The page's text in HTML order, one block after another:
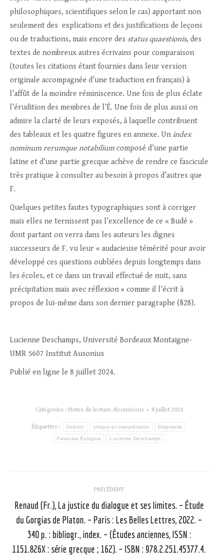
philosophiques, scientifiques selon le cas) apportant non
seulement des explications et des justifications de leçons
ou de traductions, mais encore des status quaestionis, des
textes de nombreux autres écrivains pour comparaison
(toutes les citations étant fournies dans leur version
originale accompagnée d’une traduction en français) à
l’affût de la moindre réminiscence. Une fois de plus éclate
l’érudition des membres de l’É. Une fois de plus aussi on
admire la clarté de leurs exposés, à laquelle contribuent
des tableaux et les quatre figures en annexe. Un index
nominum rerumque notabiliumcomposé d’une partie
latine et d’une partie grecque achève de rendre ce fascicule
très pratique à consulter au besoin à propos d’autres que
F.
Quelques petites fautes typographiques sont à corriger
mais elles ne ternissent pas l’excellence de ce « Budé »
dont partant on verra dans les auteurs les dignes
successeurs de F. vu leur « audacieuse témérité pour avoir
développé ces questions oubliées depuis longtemps dans
les écoles, et ce dans un travail effectué de nuit, sans
précipitation mais avec réflexion » comme il l’écrit à
propos de lui-même dans son dernier paragraphe (§28).
Lucienne Deschamps, Université Bordeaux Montaigne-
UMR 5607 Institut Ausonius
Publié en ligne le 8 juillet 2024.
Catégories : Notes de lecture, Recensions 8 juillet 2024
Étiquettes : Cicéron critique et interprétation Disputatio
Favonius Eulogius Lucienne Deschamps
article
PRÉCÉDENT
Article
précédent
:
Renaud (Fr.), La justice du dialogue et ses limites. – Étude
du Gorgias de Platon. – Paris : Les Belles Lettres, 2022. –
340 p. : bibliogr., index. – (Études anciennes, ISSN :
1151.826X : série grecque ; 162). – ISBN : 978.2.251.45377.4.